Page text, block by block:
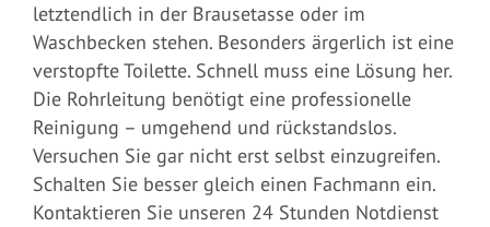
letztendlich in der Brausetasse oder im
Waschbecken stehen. Besonders ärgerlich ist eine
verstopfte Toilette. Schnell muss eine Lösung her.
Die Rohrleitung benötigt eine professionelle
Reinigung – umgehend und rückstandslos.
Versuchen Sie gar nicht erst selbst einzugreifen.
Schalten Sie besser gleich einen Fachmann ein.
Kontaktieren Sie unseren 24 Stunden Notdienst